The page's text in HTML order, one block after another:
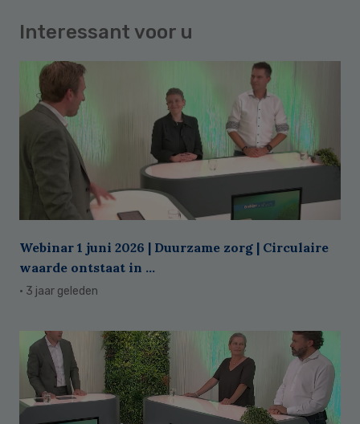
Interessant voor u
Webinar 1 juni 2026 | Duurzame zorg | Circulaire
waarde ontstaat in ...
· 3 jaar geleden